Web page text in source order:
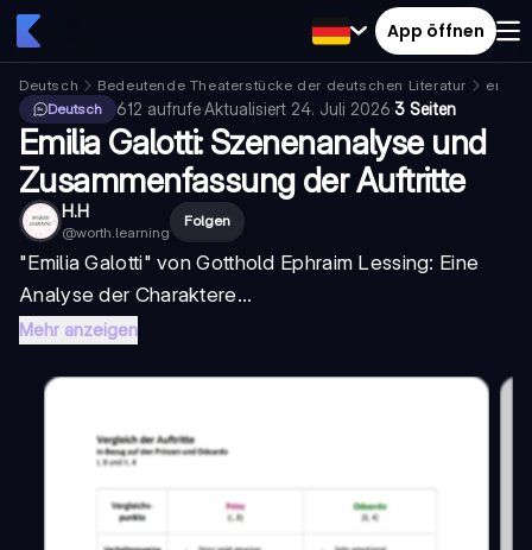
App öffnen
Deutsch Bedeutende Theaterstücke der deutschen Literatur
Deutsch
612 aufrufe·Aktualisiert 24. Juli 2026·3 Seiten
Emilia Galotti: Szenenanalyse und
Zusammenfassung der Auftritte
H.H
@worth.learning
Folgen
"Emilia Galotti" von Gotthold Ephraim Lessing: Eine
Analyse der Charaktere...
Mehr anzeigen